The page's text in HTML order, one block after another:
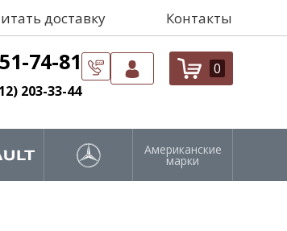
доставку Контакты
74-81
203-33-44
0
Американские
марки